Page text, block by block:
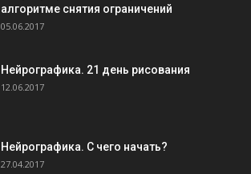
алгоритме снятия ограничений
05.06.2017
Нейрографика. 21 день рисования
12.06.2017
Нейрографика. С чего начать?
27.04.2017